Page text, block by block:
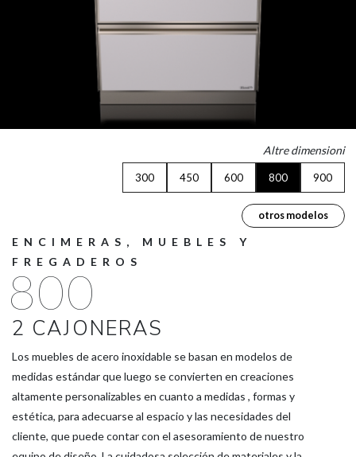
Altre dimensioni
300 450 600 800 900
otros modelos
ENCIMERAS, MUEBLES Y
FREGADEROS
800
2 CAJONERAS
Los muebles de acero inoxidable se basan en modelos de
medidas estándar que luego se convierten en creaciones
altamente personalizables en cuanto a medidas , formas y
estética, para adecuarse al espacio y las necesidades del
cliente, que puede contar con el asesoramiento de nuestro